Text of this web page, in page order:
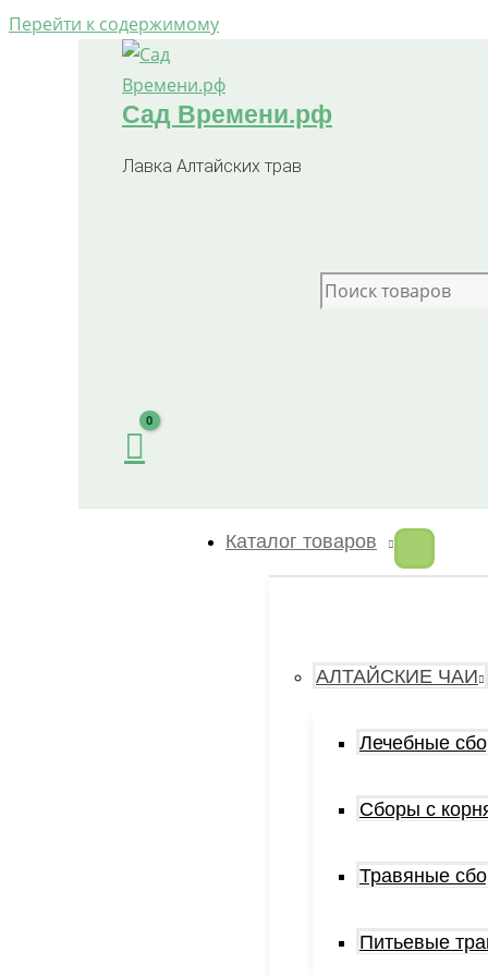
Перейти к содержимому
Сад Времени.рф
Лавка Алтайских трав
Каталог товаров
АЛТАЙСКИЕ ЧАИ
Лечебные
Сборы с
Травяные
Питьевые